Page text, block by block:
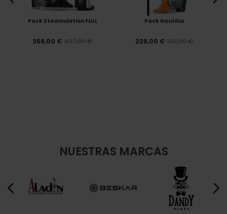
Pack Steamulation FULL
359,00 € 437,80 €
Pack Nautiluz
229,00 € 301,00 €
NUESTRAS MARCAS